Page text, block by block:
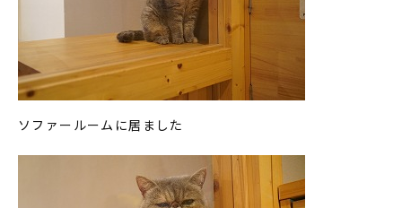
ソファールームに居ました